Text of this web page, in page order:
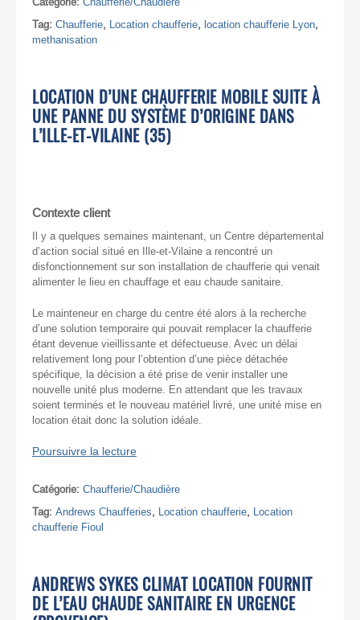
Tag: Chaufferie, Location chaufferie, location chaufferie Lyon,
methanisation
LOCATION D’UNE CHAUFFERIE MOBILE SUITE À
UNE PANNE DU SYSTÈME D’ORIGINE DANS
L’ILLE-ET-VILAINE (35)
Contexte client
Il y a quelques semaines maintenant, un Centre départemental
d’action social situé en Ille-et-Vilaine a rencontré un
disfonctionnement sur son installation de chaufferie qui venait
alimenter le lieu en chauffage et eau chaude sanitaire.
Le mainteneur en charge du centre été alors à la recherche
d’une solution temporaire qui pouvait remplacer la chaufferie
étant devenue vieillissante et défectueuse. Avec un délai
relativement long pour l’obtention d’une pièce détachée
spécifique, la décision a été prise de venir installer une
nouvelle unité plus moderne. En attendant que les travaux
soient terminés et le nouveau matériel livré, une unité mise en
location était donc la solution idéale.
Poursuivre la lecture
Catégorie: Chaufferie/Chaudière
Tag: Andrews Chaufferies, Location chaufferie, Location
chaufferie Fioul
ANDREWS SYKES CLIMAT LOCATION FOURNIT
DE L’EAU CHAUDE SANITAIRE EN URGENCE